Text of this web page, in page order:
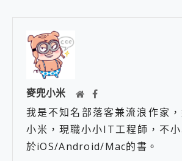
麥兜小米
我是不知名部落客兼流浪作家
小米，現職小小IT工程師，不
於iOS/Android/Mac的書。